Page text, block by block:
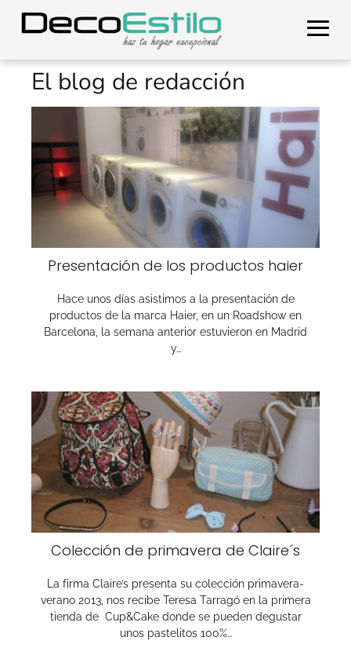
El blog de redacción
Presentación de los productos haier
Hace unos días asistimos a la presentación de
productos de la marca Haier, en un Roadshow en
Barcelona, la semana anterior estuvieron en Madrid
y…
Colección de primavera de Claire´s
La firma Claire’s presenta su colección primavera-
verano 2013, nos recibe Teresa Tarragó en la primera
tienda de Cup&Cake donde se pueden degustar
unos pastelitos 100%…